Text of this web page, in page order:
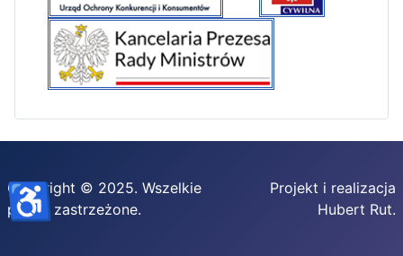
Copyright © 2025. Wszelkie
prawa zastrzeżone.
Projekt i realizacja
Hubert Rut.